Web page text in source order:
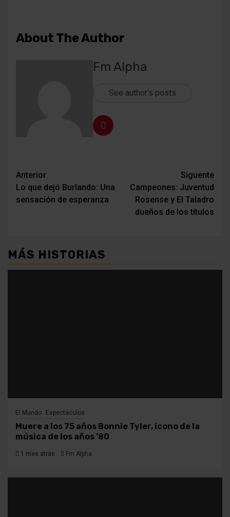
About The Author
Fm Alpha
See author's posts
Navegación
de
Anterior
Lo que dejó Burlando: Una
sensación de esperanza
Siguente
Campeones: Juventud
Rosense y El Taladro
dueños de los títulos
MÁS HISTORIAS
El Mundo Espectaculos
Muere a los 75 años Bonnie Tyler, icono de la
música de los años ’80
1 mes atrás Fm Alpha